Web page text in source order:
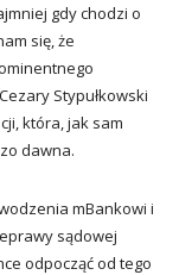
gdy chodzi o
się, że
Stypułkowski
która, jak sam
dawna.
mBankowi i
sądowej
odpocząć od tego